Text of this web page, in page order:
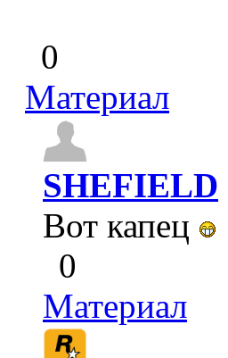
0
Материал
SHEFIELD
Вот капец
0
Материал